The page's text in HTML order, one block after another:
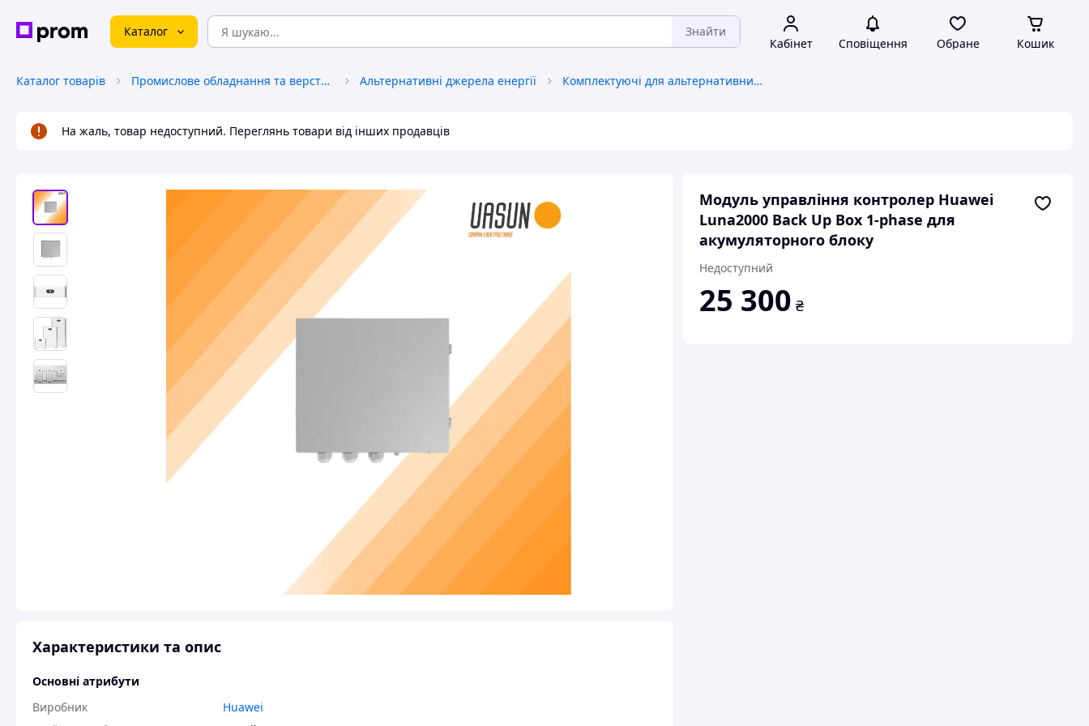
Каталог Знайти
Кабінет Сповіщення Обране Кошик
Каталог товарів Промислове обладнання та верстати Альтернативні джерела енергії Комплектуючі для альтернативних джерел енергії
На жаль, товар недоступний. Переглянь товари від інших продавців
Модуль управління контролер Huawei
Luna2000 Back Up Box 1-phase для
акумуляторного блоку
Недоступний
25 300 ₴
Характеристики та опис
Основні атрибути
Виробник
Huawei